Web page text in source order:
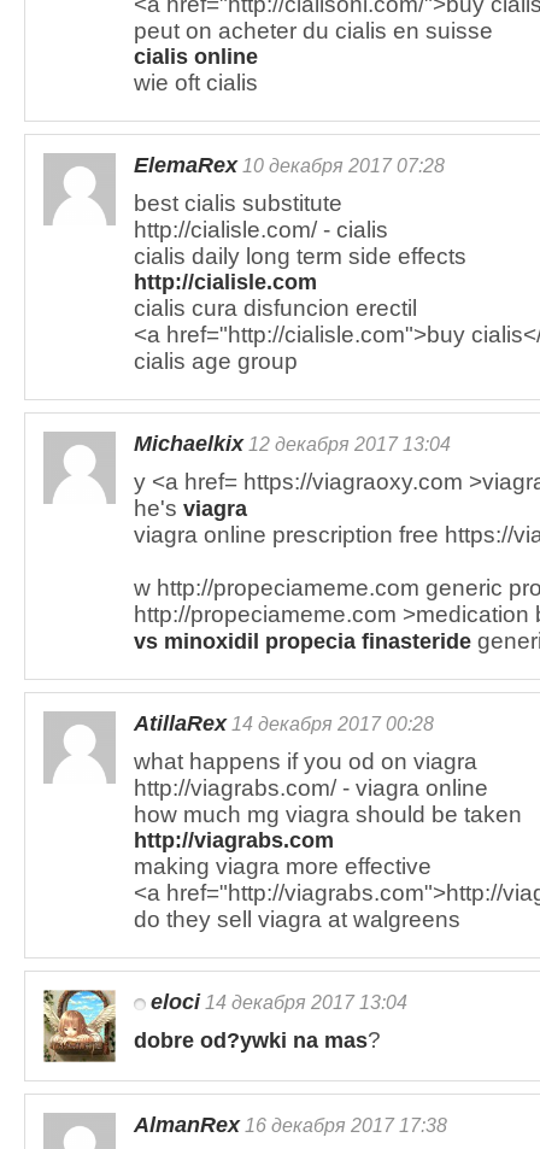
peut on acheter du cialis en suisse
cialis online
wie oft cialis
ElemaRex10 декабря 2017 07:28
best cialis substitute
http://cialisle.com/ - cialis
cialis daily long term side effects
http://cialisle.com
cialis cura disfuncion erectil
<a href="http://cialisle.com">buy
cialis age group
Michaelkix12 декабря 2017 13:04
y <a href= https://viagraoxy.com
he's viagra
viagra online prescription free https://
w http://propeciameme.com generic
http://propeciameme.com
vs minoxidil propecia finasteride
AtillaRex14 декабря 2017 00:28
what happens if you od on viagra
http://viagrabs.com/ - viagra online
how much mg viagra should be taken
http://viagrabs.com
making viagra more effective
<a href="http://viagrabs.com">http://
do they sell viagra at walgreens
eloci14 декабря 2017 13:04
dobre od?ywki na mas?
AlmanRex16 декабря 2017 17:38